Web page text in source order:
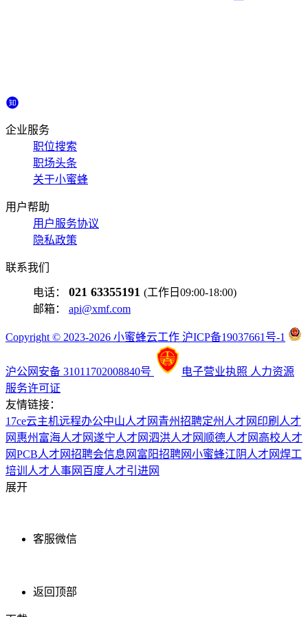
企业服务
职位搜索
职场头条
关于小蜜蜂
用户帮助
用户服务协议
隐私政策
联系我们
电话： 021 63355191 (工作日09:00-18:00)
邮箱： api@xmf.com
Copyright © 2023-2026 小蜜蜂云工作 沪ICP备19037661号-1
沪公网安备 31011702008840号 电子营业执照 人力资源
服务许可证
友情链接：
17ce云主机远程办公中山人才网 青州招聘定州人才网 印刷人才
网 惠州富海人才网遂宁人才网泗洪人才网 顺德人才网 高校人才
网PCB人才网招聘会信息网 富阳招聘网小蜜蜂江阴人才网焊工
培训 人才人事网 百度人才引进网
展开
客服微信
返回顶部